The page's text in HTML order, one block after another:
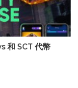
和 SCT 代幣